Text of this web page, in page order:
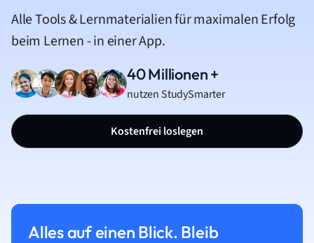
Alle Tools & Lernmaterialien für maximalen Erfolg
beim Lernen - in einer App.
40 Millionen +
nutzen StudySmarter
Kostenfrei loslegen
Alles auf einen Blick. Bleib